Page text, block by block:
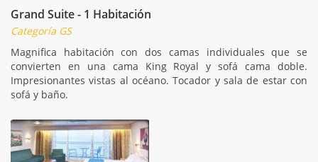
Grand Suite - 1 Habitación
Categoría GS
Magnifica habitación con dos camas individuales que se
convierten en una cama King Royal y sofá cama doble.
Impresionantes vistas al océano. Tocador y sala de estar con
sofá y baño.